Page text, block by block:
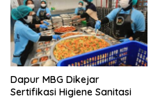
Dapur MBG Dikejar
Sertifikasi Higiene Sanitasi